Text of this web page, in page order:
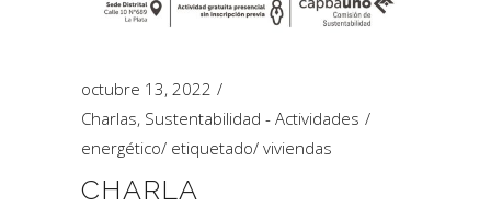
octubre 13, 2022
Charlas, Sustentabilidad - Actividades
energético/ etiquetado/ viviendas
CHARLA